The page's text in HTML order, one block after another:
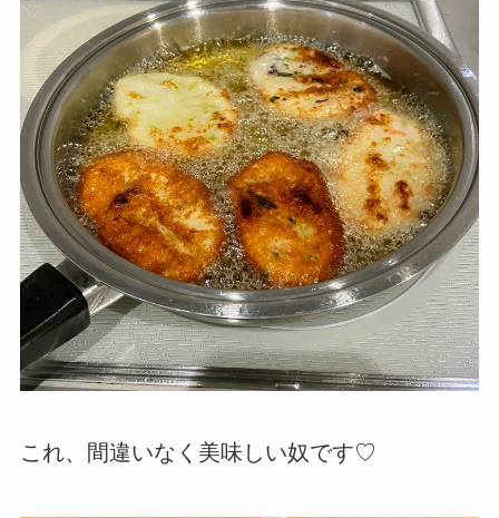
これ、間違いなく美味しい奴です♡